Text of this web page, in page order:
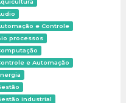
e Controle
processos
e Automação
Industrial